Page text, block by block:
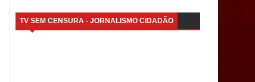
TV SEM CENSURA - JORNALISMO CIDADÃO